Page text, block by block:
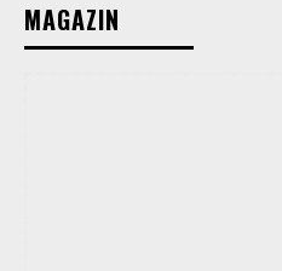
MAGAZIN